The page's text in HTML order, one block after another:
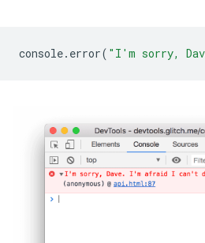
console. error( "I'm sorry,